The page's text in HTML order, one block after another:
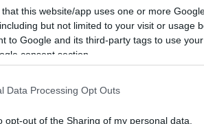
that this website/app uses one or more
but not limited to your visit or usage
to Google and its third-party tags to use
consent section.
Data Processing Opt Outs
opt-out of the Sharing of my personal data.